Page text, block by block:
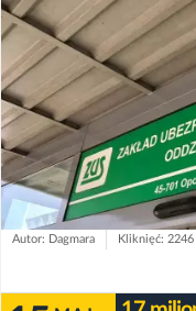
Autor: Dagmara Kliknięć: 2246